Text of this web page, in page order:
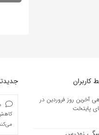
کاربران
آخرین روز فروردین در
پایتخت
کاهش